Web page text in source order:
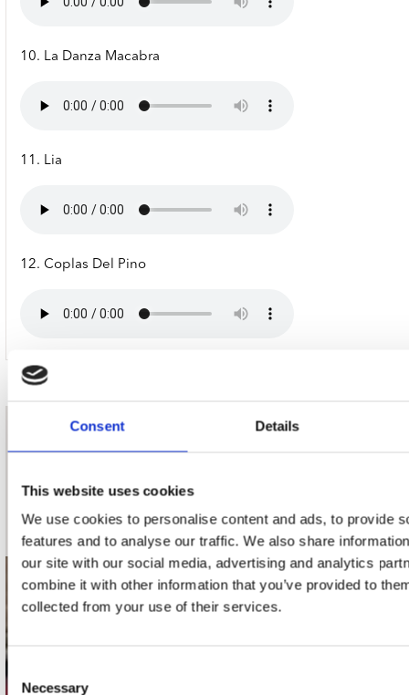
Consent Details
This website uses cookies
We use cookies to personalise content and ads, to provide
features and to analyse our traffic. We also share
our site with our social media, advertising and analytics
combine it with other information that you’ve provided to
collected from your use of their services.
Selection
Necessary
10. La Danza Macabra
11. Lia
12. Coplas Del Pino
contact